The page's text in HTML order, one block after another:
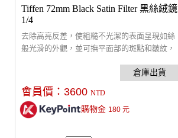
Tiffen 72mm Black Satin Filter 黑絲絨鏡
1/4
去除高亮反差，使粗糙不光潔的表面呈現如絲
般光滑的外觀，並可撫平面部的斑點和皺紋，
會員價： 3600 NTD
購物金 180元